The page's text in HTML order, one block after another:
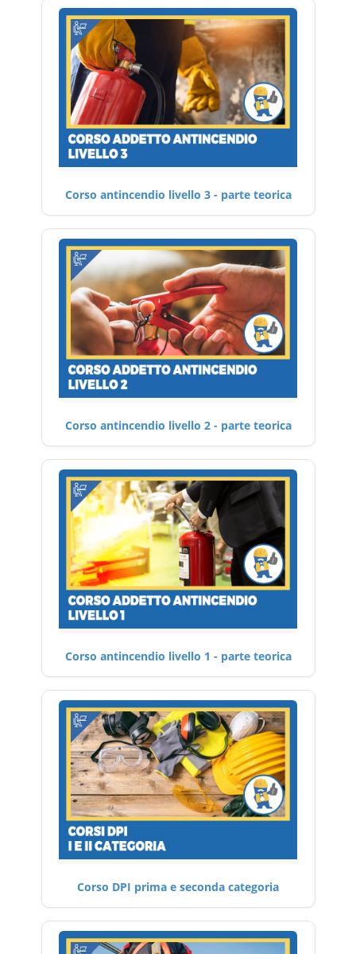
Corso antincendio livello 3 - parte teorica
Corso antincendio livello 2 - parte teorica
Corso antincendio livello 1 - parte teorica
Corso DPI prima e seconda categoria